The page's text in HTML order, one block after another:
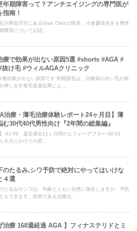
年期障害って？アンチエイジングの専門医が
指南！
川県金沢市にあるGran Clinicの院長、小倉慶雄先生を男性
障害についてお話...
療で効果が出ない原因5選 #shorts #AGA #
抜け毛 #ウィルAGAクリニック
番効果が出ない原因です 初期脱毛は、治療薬の古い毛が新
押し出す発毛促進効果によ...
治療・薄毛治療体験レポート24ヶ月目】薄
む30代40代男性向け『2年間の総集編』
】 01:09 直近過去11ヶ月間のビフォーアフター 08:01
今月にかけての変...
のたるみ,シワ予防で絶対にやってはいけな
４選
たるみやシワは、年齢とともに自然に発生しますが、予防
もできます。医師である北條元...
治療 168週経過 AGA 】フィナステリドとミ